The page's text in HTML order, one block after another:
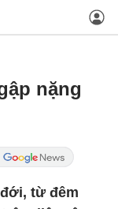
nặng
từ đêm